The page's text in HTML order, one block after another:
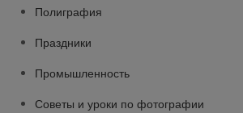
Полиграфия
Праздники
Промышленность
Советы и уроки по фотографии